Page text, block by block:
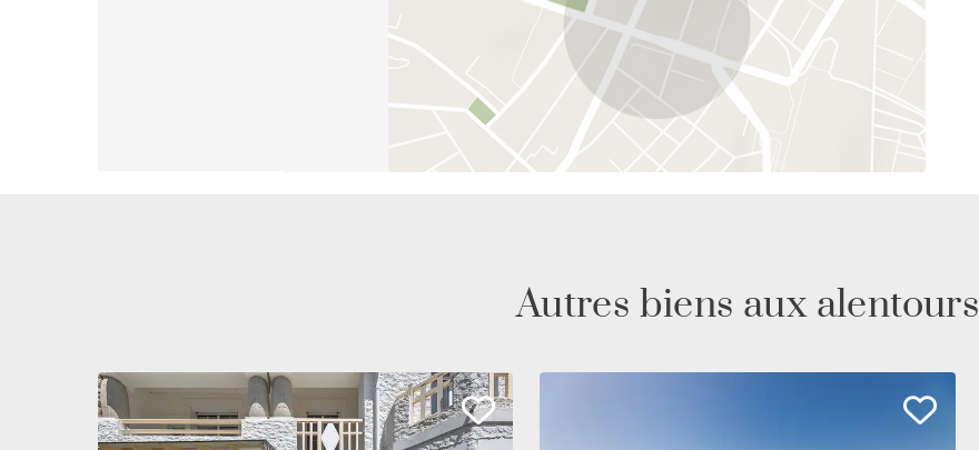
Autres biens aux alentours